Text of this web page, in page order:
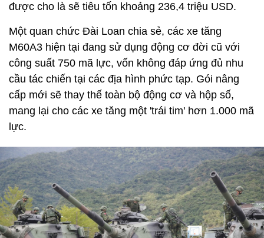
được cho là sẽ tiêu tốn khoảng 236,4 triệu USD.
Một quan chức Đài Loan chia sẻ, các xe tăng
M60A3 hiện tại đang sử dụng động cơ đời cũ với
công suất 750 mã lực, vốn không đáp ứng đủ nhu
cầu tác chiến tại các địa hình phức tạp. Gói nâng
cấp mới sẽ thay thế toàn bộ động cơ và hộp số,
mang lại cho các xe tăng một 'trái tim' hơn 1.000 mã
lực.